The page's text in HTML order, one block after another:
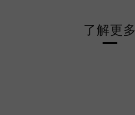
了解更多